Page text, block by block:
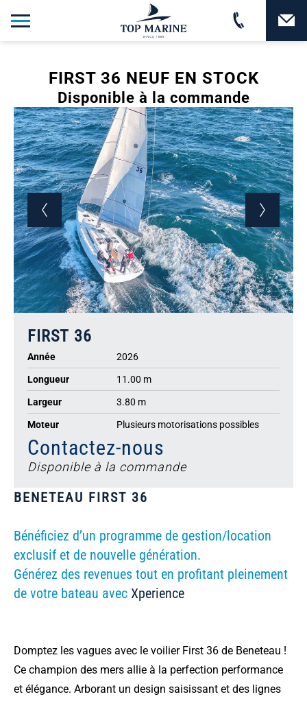
FIRST 36 NEUF EN STOCK
Disponible à la commande
FIRST 36
Année 2026
Longueur 11.00 m
Largeur 3.80 m
Moteur Plusieurs motorisations possibles
Contactez-nous
Disponible à la commande
BENETEAU FIRST 36
Bénéficiez d’un programme de gestion/location
exclusif et de nouvelle génération.
Générez des revenues tout en profitant pleinement
de votre bateau avec Xperience
Domptez les vagues avec le voilier First 36 de Beneteau !
Ce champion des mers allie à la perfection performance
et élégance. Arborant un design saisissant et des lignes